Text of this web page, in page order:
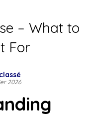
– What to
For
2026